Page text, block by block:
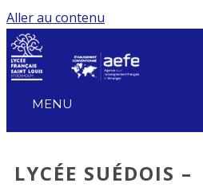
Aller au contenu
MENU
LYCÉE SUÉDOIS –